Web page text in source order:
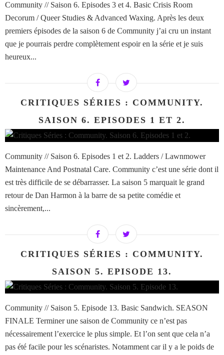
Community // Saison 6. Episodes 3 et 4. Basic Crisis Room
Decorum / Queer Studies & Advanced Waxing. Après les deux
premiers épisodes de la saison 6 de Community j’ai cru un instant
que je pourrais perdre complètement espoir en la série et je suis
heureux...
CRITIQUES SÉRIES : COMMUNITY.
SAISON 6. EPISODES 1 ET 2.
Community // Saison 6. Episodes 1 et 2. Ladders / Lawnmower
Maintenance And Postnatal Care. Community c’est une série dont il
est très difficile de se débarrasser. La saison 5 marquait le grand
retour de Dan Harmon à la barre de sa petite comédie et
sincèrement,...
CRITIQUES SÉRIES : COMMUNITY.
SAISON 5. EPISODE 13.
Community // Saison 5. Episode 13. Basic Sandwich. SEASON
FINALE Terminer une saison de Community ce n’est pas
nécessairement l’exercice le plus simple. Et l’on sent que cela n’a
pas été facile pour les scénaristes. Notamment car il y a le poids de